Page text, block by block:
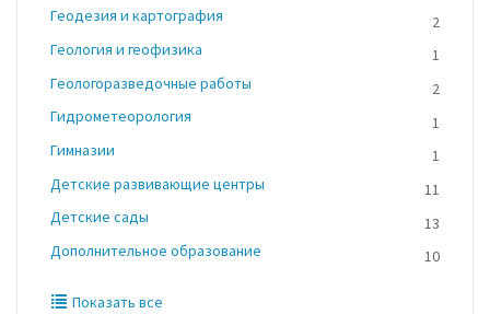
Геодезия и картография
2
Геология и геофизика
1
Геологоразведочные работы
2
Гидрометеорология
1
Гимназии
1
Детские развивающие центры
11
Детские сады
13
Дополнительное образование
10
Показать все